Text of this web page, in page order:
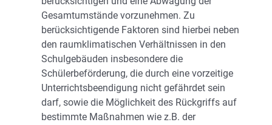
Gesamtumstände vorzunehmen. Zu
berücksichtigende Faktoren sind hierbei neben
den raumklimatischen Verhältnissen in den
Schulgebäuden insbesondere die
Schülerbeförderung, die durch eine vorzeitige
Unterrichtsbeendigung nicht gefährdet sein
darf, sowie die Möglichkeit des Rückgriffs auf
bestimmte Maßnahmen wie z.B. der